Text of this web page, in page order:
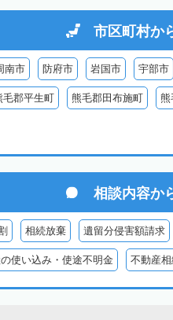
市区町村か
南市 防府市 岩国市 宇部市
毛郡平生町 熊毛郡田布施町
相談内容か
相続放棄 遺留分侵害額請求
使い込み・使途不明金 不動産